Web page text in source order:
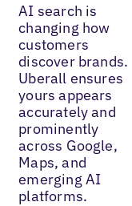
AI search is
changing how
customers
discover brands.
Uberall ensures
yours appears
accurately and
prominently
across Google,
Maps, and
emerging AI
platforms.